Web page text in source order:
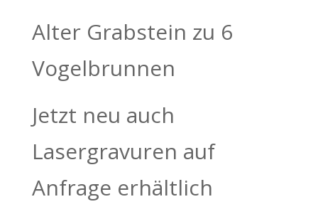
Alter Grabstein zu 6
Vogelbrunnen
Jetzt neu auch
Lasergravuren auf
Anfrage erhältlich